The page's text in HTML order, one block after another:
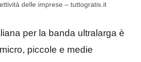
delle imprese – tuttogratis.it
per la banda ultralarga è
piccole e medie